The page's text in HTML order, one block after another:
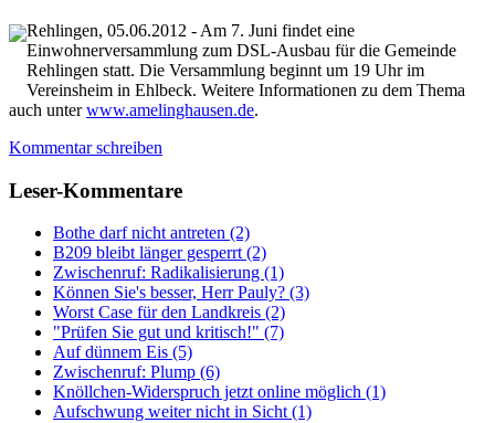
Rehlingen, 05.06.2012 - Am 7. Juni findet eine
Einwohnerversammlung zum DSL-Ausbau für die Gemeinde
Rehlingen statt. Die Versammlung beginnt um 19 Uhr im
Vereinsheim in Ehlbeck. Weitere Informationen zu dem Thema
auch unterwww.amelinghausen.de.
Kommentar schreiben
Leser-Kommentare
Bothe darf nicht antreten (2)
B209 bleibt länger gesperrt (2)
Zwischenruf: Radikalisierung (1)
Können Sie's besser, Herr Pauly? (3)
Worst Case für den Landkreis (2)
"Prüfen Sie gut und kritisch!" (7)
Auf dünnem Eis (5)
Zwischenruf: Plump (6)
Knöllchen-Widerspruch jetzt online möglich (1)
Aufschwung weiter nicht in Sicht (1)